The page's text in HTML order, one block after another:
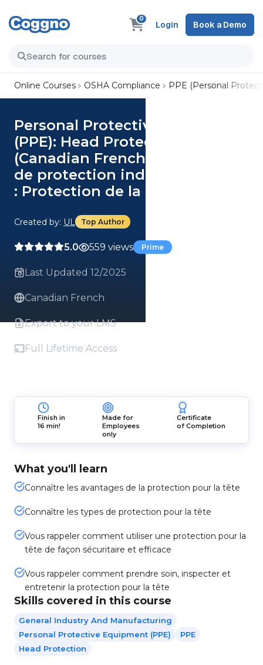
0
Login Book a Demo
Online Courses OSHA Compliance PPE (Personal
Personal Protective Equipment
(PPE): Head Protection
(Canadian French) Équipement
de protection individuelle (ÉPI)
: Protection de la tête
Created by: UL Top Author
5.0 559 views Prime
Last Updated 12/2025
Canadian French
Export to your LMS
Full Lifetime Access
Finish in
16 min!
Made for
Employees
only
Certificate
of Completion
What you'll learn
Connaître les avantages de la protection pour la tête
Connaître les types de protection pour la tête
Vous rappeler comment utiliser une protection pour la
tête de façon sécuritaire et efficace
Vous rappeler comment prendre soin, inspecter et
entretenir la protection pour la tête
Skills covered in this course
General Industry And Manufacturing
Personal Protective Equipment (PPE)
PPE
Head Protection